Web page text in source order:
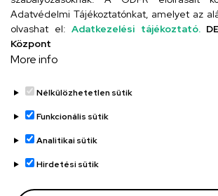
Cím
4026 Debrecen, Arany János
Szervezeti
UD telefonkönyv
Adatvédelmi Tájékoztatónkat, amelyet az
olvashat el: Adatkezelési tájékoztató.
Központ
More info
Nélkülözhetetlen sütik
Funkcionális sütik
Analitikai sütik
Hirdetési sütik